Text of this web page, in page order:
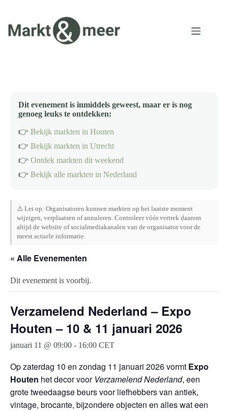
inhoud
Dit evenement is inmiddels geweest, maar er is nog
genoeg leuks te ontdekken:
👉 Bekijk markten in Houten
👉 Bekijk markten in Utrecht
👉 Ontdek markten dit weekend
👉 Bekijk alle markten in Nederland
⚠️ Let op: Organisatoren kunnen markten op het laatste moment
wijzigen, verplaatsen of annuleren. Controleer vóór vertrek daarom
altijd de website of socialmediakanalen van de organisator voor de
meest actuele informatie.
« Alle Evenementen
Dit evenement is voorbij.
Verzamelend Nederland – Expo
Houten – 10 & 11 januari 2026
januari 11 @ 09:00 - 16:00 CET
Op zaterdag 10 en zondag 11 januari 2026 vormt Expo
Houten het decor voor Verzamelend Nederland, een
grote tweedaagse beurs voor liefhebbers van antiek,
vintage, brocante, bijzondere objecten en alles wat een